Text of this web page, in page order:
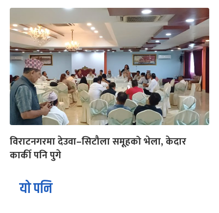
विराटनगरमा देउवा–सिटौला समूहको भेला, केदार
कार्की पनि पुगे
यो पनि